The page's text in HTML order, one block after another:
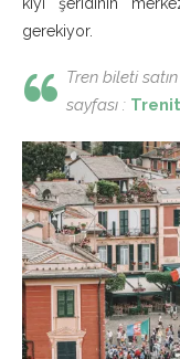
gerekiyor.
Tren bileti
sayfası :